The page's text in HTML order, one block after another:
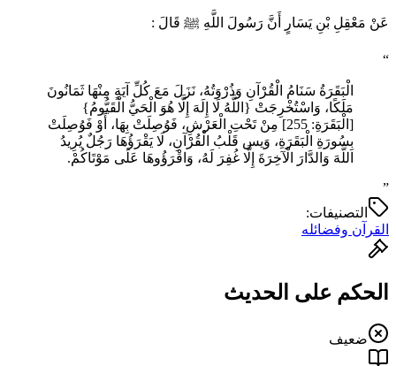
عَنْ مَعْقِلِ بْنِ يَسَارٍ أَنَّ رَسُولَ اللَّهِ ﷺ قَالَ :
“
الْبَقَرَةُ ‌سَنَامُ ‌الْقُرْآنِ وَذُرْوَتُهُ، نَزَلَ مَعَ كُلِّ آيَةٍ مِنْهَا ثَمَانُونَ
مَلَكًا، وَاسْتُخْرِجَتْ {اللَّهُ لَا إِلَهَ إِلَّا هُوَ الْحَيُّ الْقَيُّومُ}
[الْبَقَرَةِ: 255] مِنْ تَحْتِ الْعَرْشِ، فَوُصِلَتْ بِهَا، أَوْ فَوُصِلَتْ
بِسُورَةِ الْبَقَرَةِ، وَيس قَلْبُ الْقُرْآنِ، لَا يَقْرَؤُهَا رَجُلٌ يُرِيدُ
اللَّهَ وَالدَّارَ الْآخِرَةَ إِلَّا غُفِرَ لَهُ، وَاقْرَؤُوهَا عَلَى مَوْتَاكُمْ.
”
التصنيفات:
القرآن وفضائله
الحكم على الحديث
ضعيف